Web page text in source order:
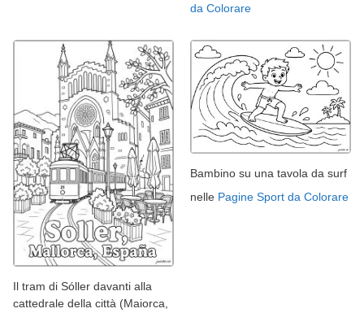
da Colorare
Il tram di Sóller davanti alla
cattedrale della città (Maiorca,
Bambino su una tavola da surf
nelle Pagine Sport da Colorare